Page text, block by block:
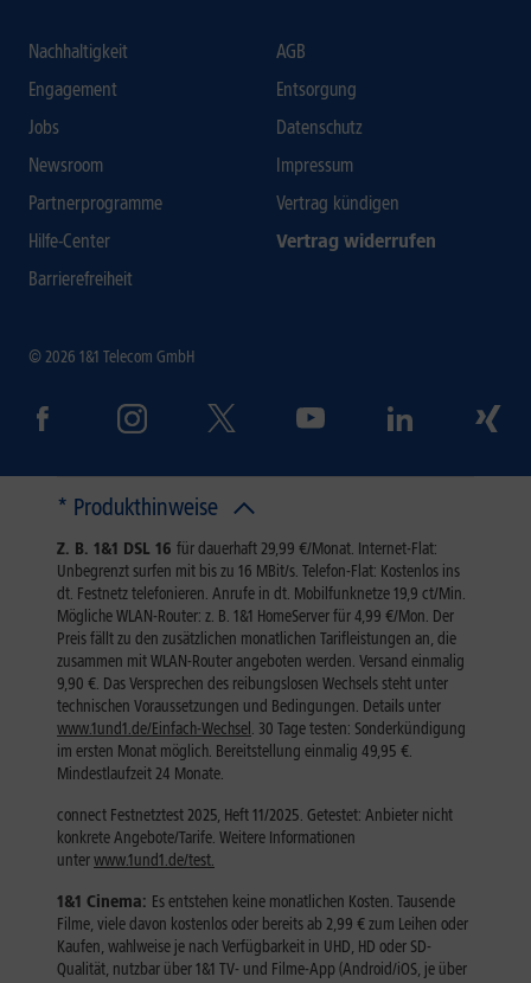
Nachhaltigkeit
Engagement
Jobs
Newsroom
Partnerprogramme
Hilfe-Center
Barrierefreiheit
AGB
Entsorgung
Datenschutz
Impressum
Vertrag kündigen
Vertrag widerrufen
© 2026 1&1 Telecom GmbH